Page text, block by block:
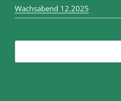
Wachsabend 12.2025